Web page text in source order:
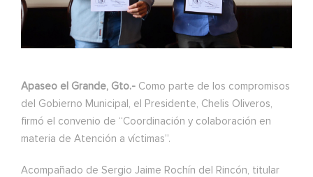
Apaseo el Grande, Gto.- Como parte de los compromisos
del Gobierno Municipal, el Presidente, Chelis Oliveros,
firmó el convenio de “Coordinación y colaboración en
materia de Atención a víctimas”.
Acompañado de Sergio Jaime Rochín del Rincón, titular